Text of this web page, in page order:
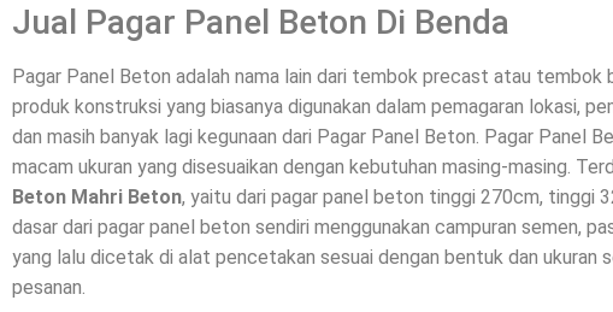
Jual Pagar Panel Beton Di Benda
Pagar Panel Beton adalah nama lain dari tembok precast atau tembok
produk konstruksi yang biasanya digunakan dalam pemagaran lokasi,
dan masih banyak lagi kegunaan dari Pagar Panel Beton. Pagar Panel
macam ukuran yang disesuaikan dengan kebutuhan masing-masing.
Beton Mahri Beton, yaitu dari pagar panel beton tinggi 270cm, tinggi
dasar dari pagar panel beton sendiri menggunakan campuran semen,
yang lalu dicetak di alat pencetakan sesuai dengan bentuk dan ukuran
pesanan.